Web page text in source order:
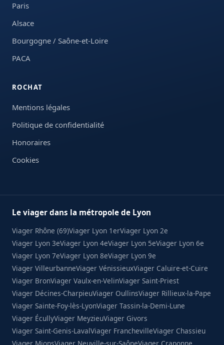
Paris
Alsace
Bourgogne / Saône-et-Loire
PACA
ROCHAT
Mentions légales
Politique de confidentialité
Honoraires
Cookies
Le viager dans la métropole de Lyon
Viager Rhône (69)Viager Lyon 1erViager Lyon 2e
Viager Lyon 3eViager Lyon 4eViager Lyon 5eViager Lyon 6e
Viager Lyon 7eViager Lyon 8eViager Lyon 9e
Viager VilleurbanneViager VénissieuxViager Caluire-et-Cuire
Viager BronViager Vaulx-en-VelinViager Saint-Priest
Viager Décines-CharpieuViager OullinsViager Rillieux-la-Pape
Viager Sainte-Foy-lès-LyonViager Tassin-la-Demi-Lune
Viager ÉcullyViager MeyzieuViager Givors
Viager Saint-Genis-LavalViager FranchevilleViager Chassieu